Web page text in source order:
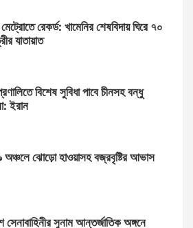
রেকর্ড: খামেনির শেষবিদায় ঘিরে ৭০
যাতায়াত
বিশেষ সুবিধা পাবে চীনসহ বন্ধু
ইরান
অঞ্চলে ঝোড়ো হাওয়াসহ বজ্রবৃষ্টির আভাস
সেনাবাহিনীর সুনাম আন্তর্জাতিক অঙ্গনে